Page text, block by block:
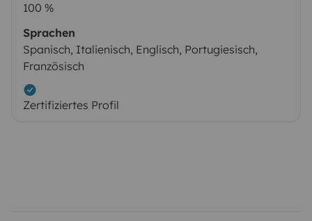
100 %
Sprachen
Spanisch, Italienisch, Englisch, Portugiesisch,
Französisch
Zertifiziertes Profil